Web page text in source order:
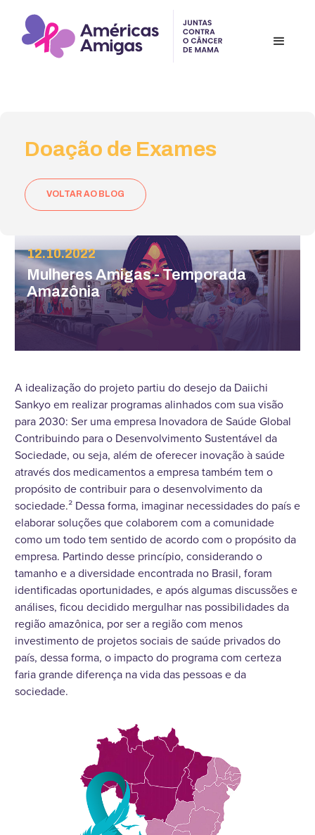
Doação de Exames
VOLTAR AO BLOG
12.10.2022
Mulheres Amigas - Temporada
Amazônia
A idealização do projeto partiu do desejo da Daiichi
Sankyo em realizar programas alinhados com sua visão
para 2030: Ser uma empresa Inovadora de Saúde Global
Contribuindo para o Desenvolvimento Sustentável da
Sociedade, ou seja, além de oferecer inovação à saúde
através dos medicamentos a empresa também tem o
propósito de contribuir para o desenvolvimento da
sociedade.² Dessa forma, imaginar necessidades do país e
elaborar soluções que colaborem com a comunidade
como um todo tem sentido de acordo com o propósito da
empresa. Partindo desse princípio, considerando o
tamanho e a diversidade encontrada no Brasil, foram
identificadas oportunidades, e após algumas discussões e
análises, ficou decidido mergulhar nas possibilidades da
região amazônica, por ser a região com menos
investimento de projetos sociais de saúde privados do
país, dessa forma, o impacto do programa com certeza
faria grande diferença na vida das pessoas e da
sociedade.